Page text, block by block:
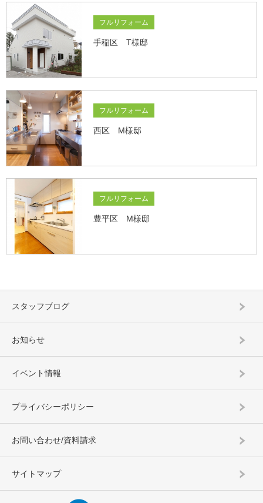
フルリフォーム
手稲区 T様邸
フルリフォーム
西区 M様邸
フルリフォーム
豊平区 M様邸
スタッフブログ
お知らせ
イベント情報
プライバシーポリシー
お問い合わせ/資料請求
サイトマップ